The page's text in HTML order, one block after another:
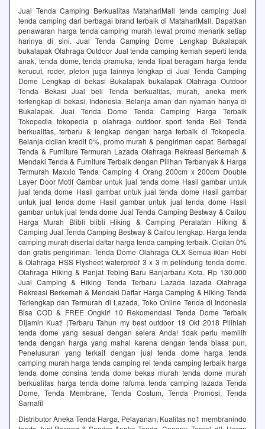
Jual Tenda Camping Berkualitas MatahariMall tenda camping Jual
tenda camping dari berbagai brand terbaik di MatahariMall. Dapatkan
penawaran harga tenda camping murah lewat promo menarik setiap
harinya di sini. Jual Tenda Camping Dome Lengkap Bukalapak
bukalapak Olahraga Outdoor Jual tenda camping kemah seperti tenda
anak, tenda dome, tenda pramuka, tenda lipat beragam harga tenda
kerucut, roder, pleton juga lainnya lengkap di Jual Tenda Camping
Dome Lengkap di bekasi Bukalapak bukalapak Olahraga Outdoor
Tenda Bekasi Jual beli Tenda berkualitas, murah, aneka merk
terlengkap di bekasi, Indonesia. Belanja aman dan nyaman hanya di
Bukalapak. Jual Tenda Dome Tenda Camping Harga Terbaik
Tokopedia tokopedia p olahraga outdoor sport tenda Beli Tenda
berkualitas, terbaru & lengkap dengan harga terbaik di Tokopedia.
Belanja cicilan kredit 0%, promo murah & pengiriman cepat. Berbagai
Tenda & Furniture Termurah Lazada Olahraga Rekreasi Berkemah &
Mendaki Tenda & Furniture Terbaik dengan Pilihan Terbanyak & Harga
Termurah Maxxio Tenda Camping 4 Orang 200cm x 200cm Double
Layer Door Motif Gambar untuk jual tenda dome Hasil gambar untuk
jual tenda dome Hasil gambar untuk jual tenda dome Hasil gambar
untuk jual tenda dome Hasil gambar untuk jual tenda dome Hasil
gambar untuk jual tenda dome Jual Tenda Camping Bestway & Cailou
Harga Murah Blibli blibli Hiking & Camping Peralatan Hiking &
Camping Jual Tenda Camping Bestway & Cailou lengkap. Harga tenda
camping murah disertai daftar harga tenda camping terbaik. Cicilan 0%
dan gratis pengiriman. Tenda Dome Olahraga OLX Semua iklan Hobi
& Olahraga HSS Flysheet waterproof 3 x 3 m pelindung tenda dome.
Olahraga Hiking & Panjat Tebing Baru Banjarbaru Kota. Rp 130.000
Jual Camping & Hiking Tenda Terbaru Lazada lazada Olahraga
Rekreasi Berkemah & Mendaki Daftar Harga Camping & Hiking Tenda
Terlengkap dan Termurah di Lazada, Toko Online Tenda di Indonesia
Bisa COD & FREE Ongkir! 10 Rekomendasi Tenda Dome Terbaik
Dijamin Kuat! (Terbaru Tahun my best outdoor 19 Okt 2018 Pilihlah
tenda dome yang sesuai dengan selera Anda! tidak perlu memilih
tenda dengan harga yang mahal karena dengan tenda biasa pun,
Penelusuran yang terkait dengan jual tenda dome harga tenda
camping murah harga tenda camping rei tenda camping terbaik harga
tenda dome consina tenda dome bekas murah tenda dome murah
berkualitas harga tenda dome lafuma tenda camping lazada Tenda
Dome, Tenda Membrane, Tenda Costum, Tenda Promosi, Tenda
Sarnafil
Distributor Aneka Tenda Harga, Pelayanan, Kualitas no1‎ membranindo